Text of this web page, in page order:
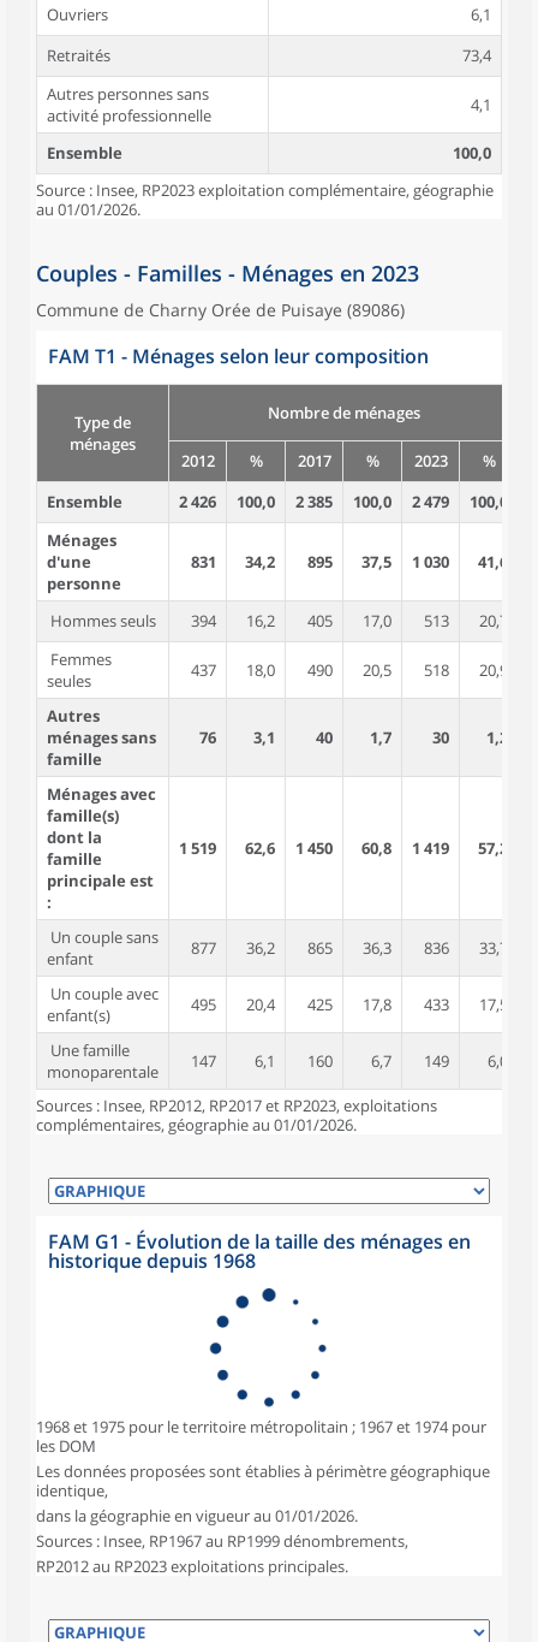
Ouvriers
6,1
Retraités
73,4
Autres personnes sans
activité professionnelle
4,1
Ensemble
100,0
Source : Insee, RP2023 exploitation complémentaire, géographie
au 01/01/2026.
Couples - Familles - Ménages en 2023
Commune de Charny Orée de Puisaye (89086)
FAM T1 - Ménages selon leur composition
Type de
ménages
Nombre de ménages
2012 % 2017 % 2023 %
Ensemble
2 426 100,0 2 385 100,0 2 479 100,0
Ménages
d'une
personne
831 34,2 895 37,5 1 030 41,6
Hommes seuls 394 16,2 405 17,0 513
20,7
Femmes
seules
437 18,0 490 20,5 518 20,9
Autres
ménages sans
famille
76 3,1 40 1,7 30 1,2
Ménages avec
famille(s)
dont la
famille
principale est
:
1 519 62,6 1 450 60,8 1 419 57,2
Un couple sans
enfant
877 36,2 865 36,3 836 33,7
Un couple avec
enfant(s)
495 20,4 425 17,8 433 17,5
Une famille
monoparentale
147 6,1 160 6,7 149 6,0
Sources : Insee, RP2012, RP2017 et RP2023, exploitations
complémentaires, géographie au 01/01/2026.
FAM G1 - Évolution de la taille des ménages en
historique depuis 1968
1968 et 1975 pour le territoire métropolitain ; 1967 et 1974 pour
les DOM
Les données proposées sont établies à périmètre géographique
identique,
dans la géographie en vigueur au 01/01/2026.
Sources : Insee, RP1967 au RP1999 dénombrements,
RP2012 au RP2023 exploitations principales.